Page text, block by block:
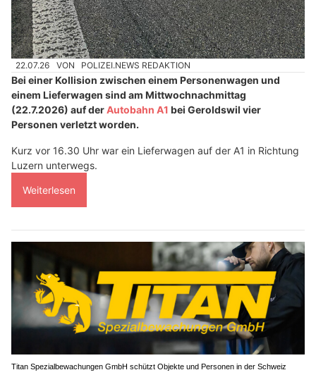
22.07.26 VON POLIZEI.NEWS REDAKTION
Bei einer Kollision zwischen einem Personenwagen und
einem Lieferwagen sind am Mittwochnachmittag
(22.7.2026) auf derAutobahn A1 bei Geroldswil vier
Personen verletzt worden.
Kurz vor 16.30 Uhr war ein Lieferwagen auf der A1 in Richtung
Luzern unterwegs.
Weiterlesen
Titan Spezialbewachungen GmbH schützt Objekte und Personen in der Schweiz